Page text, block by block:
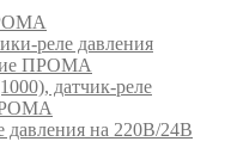
реле давления
ПРОМА
датчик-реле
давления на 220В/24В